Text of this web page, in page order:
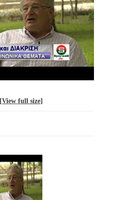
[View full size]